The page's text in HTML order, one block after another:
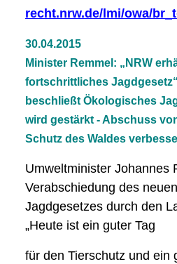
recht.nrw.de/lmi/owa/
30.04.2015
Minister Remmel: „NRW
fortschrittliches
beschließt Ökologisches
wird gestärkt - Abschuss
Schutz des Waldes
Umweltminister Johannes
Verabschiedung des
Jagdgesetzes durch den
„Heute ist ein guter Tag
für den Tierschutz und ein